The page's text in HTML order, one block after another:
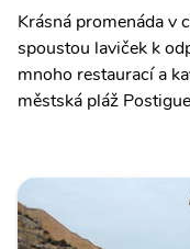
Krásná promenáda v
spoustou laviček k
mnoho restaurací a
městská pláž